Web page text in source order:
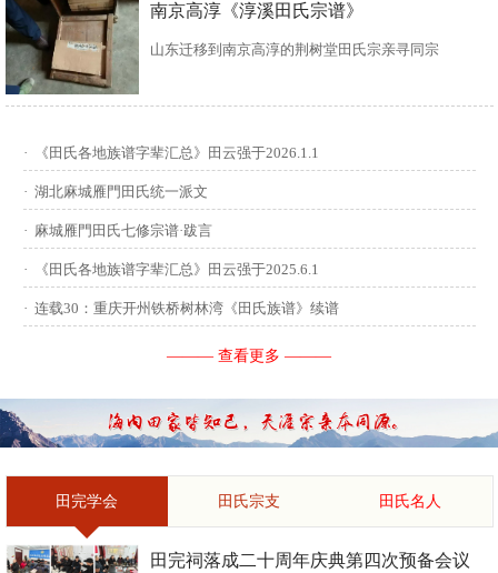
南京高淳《淳溪田氏宗谱》
山东迁移到南京高淳的荆树堂田氏宗亲寻同宗
· 《田氏各地族谱字辈汇总》田云强于2026.1.1
· 湖北麻城雁門田氏统一派文
· 麻城雁門田氏七修宗谱·跋言
· 《田氏各地族谱字辈汇总》田云强于2025.6.1
· 连载30：重庆开州铁桥树林湾《田氏族谱》续谱
——— 查看更多 ———
田完学会 田氏宗支 田氏名人
田完祠落成二十周年庆典第四次预备会议